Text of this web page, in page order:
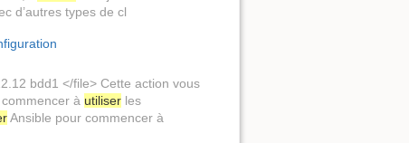
d’autres types de cl
bdd1 </file> Cette action vous
à utiliser les
Ansible pour commencer à